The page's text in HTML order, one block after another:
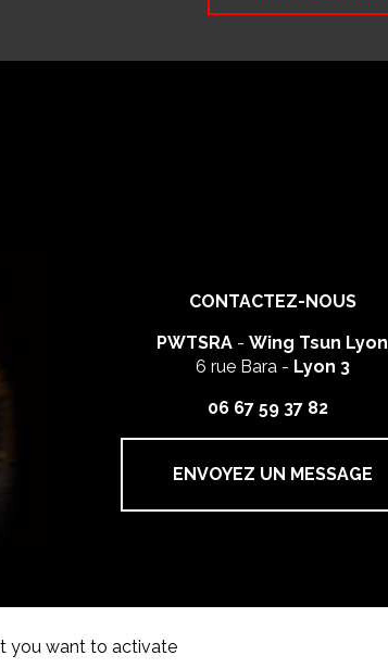
CONTACTEZ-NOUS
PWTSRA -Wing Tsun Lyon
6 rue Bara - Lyon 3
06 67 59 37 82
ENVOYEZ UN MESSAGE
you want to activate